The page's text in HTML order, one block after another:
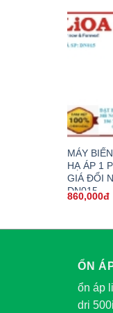
MÁY
HẠ ÁP 1
GIÁ ĐỔI
DN015
860,000đ
ỔN
ổn áp
dri